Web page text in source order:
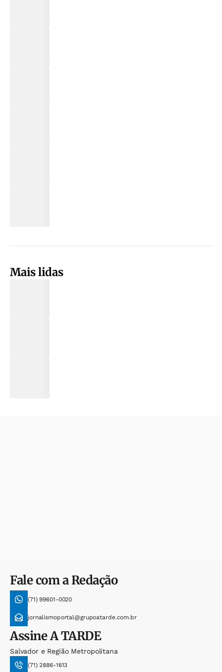
Mais lidas
Fale com a Redação
(71) 99601-0020
jornalismoportal@grupoatarde.com.br
AssineA TARDE
Salvador e Região Metropolitana
(71) 2886-1613